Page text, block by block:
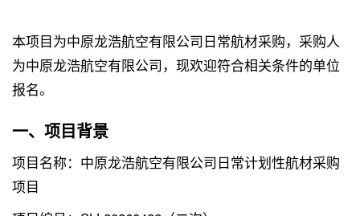
本项目为中原龙浩航空有限公司日常航材采购，采购人
为中原龙浩航空有限公司，现欢迎符合相关条件的单位
报名。
一、项目背景
项目名称：中原龙浩航空有限公司日常计划性航材采购
项目